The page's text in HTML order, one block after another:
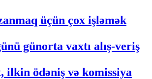
üçün çox işləmək
günorta vaxtı alış-veriş
ilkin ödəniş və komissiya